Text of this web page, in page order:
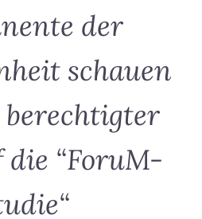
der
schauen
die “ForuM-